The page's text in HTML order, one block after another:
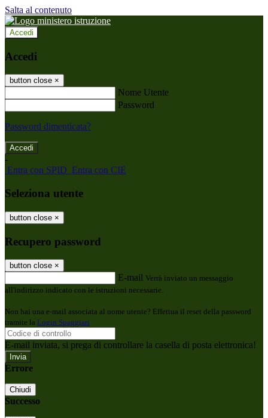
Salta al contenuto
Accedi
Accedi
button close ×
Nome Utente
Password
Password dimenticata?
-
Entra con SPID Entra con CIE
Seleziona utente
button close ×
Recupero password
button close ×
E-mail Verrà inviato un messaggio
all'indirizzo indicato con le istruzioni necessarie.
Non hai una e-mail associata al nome utente? Effettua il reset della password
tramite la Login Spaggiari
E-mail inviata, si prega di controllare la casella di posta elettronica!
Errore
Chiudi
Successo